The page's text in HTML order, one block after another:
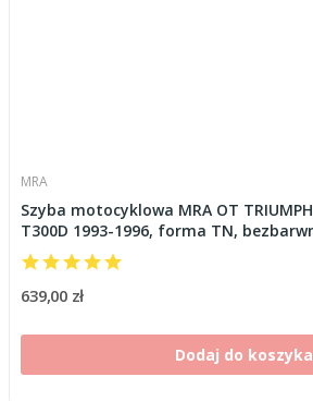
MRA
Szyba motocyklowa MRA OT
T300D 1993-1996, forma TN,
639,00 zł
Dodaj do koszyka